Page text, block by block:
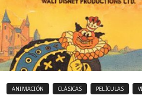
ANIMACIÓN CLÁSICAS PELÍCULAS